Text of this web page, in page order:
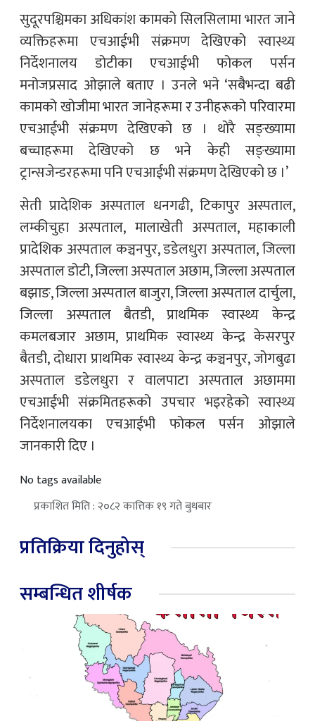
सुदूरपश्चिमका अधिकांश कामको सिलसिलामा भारत जाने
व्यक्तिहरूमा एचआईभी संक्रमण देखिएको स्वास्थ्य
निर्देशनालय डोटीका एचआईभी फोकल पर्सन
मनोजप्रसाद ओझाले बताए । उनले भने ‘सबैभन्दा बढी
कामको खोजीमा भारत जानेहरूमा र उनीहरूको परिवारमा
एचआईभी संक्रमण देखिएको छ । थोरै सङ्ख्यामा
बच्चाहरूमा देखिएको छ भने केही सङ्ख्यामा
ट्रान्सजेन्डरहरूमा पनि एचआईभी संक्रमण देखिएको छ ।’
सेती प्रादेशिक अस्पताल धनगढी, टिकापुर अस्पताल,
लम्कीचुहा अस्पताल, मालाखेती अस्पताल, महाकाली
प्रादेशिक अस्पताल कञ्चनपुर, डडेलधुरा अस्पताल, जिल्ला
अस्पताल डोटी, जिल्ला अस्पताल अछाम, जिल्ला अस्पताल
बझाङ, जिल्ला अस्पताल बाजुरा, जिल्ला अस्पताल दार्चुला,
जिल्ला अस्पताल बैतडी, प्राथमिक स्वास्थ्य केन्द्र
कमलबजार अछाम, प्राथमिक स्वास्थ्य केन्द्र केसरपुर
बैतडी, दोधारा प्राथमिक स्वास्थ्य केन्द्र कञ्चनपुर, जोगबुढा
अस्पताल डडेलधुरा र वालपाटा अस्पताल अछाममा
एचआईभी संक्रमितहरूको उपचार भइरहेको स्वास्थ्य
निर्देशनालयका एचआईभी फोकल पर्सन ओझाले
जानकारी दिए ।
No tags available
प्रकाशित मिति : २०८२ कात्तिक १९ गते बुधबार
प्रतिक्रिया दिनुहोस्
सम्बन्धित शीर्षक